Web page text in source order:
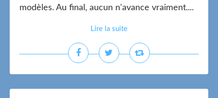
modèles. Au final, aucun n'avance vraiment....
Lire la suite